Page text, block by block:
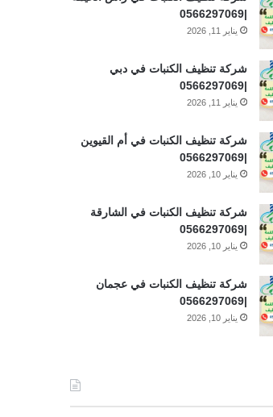
|0566297069
يناير 11, 2026
شركة تنظيف الكنبات في دبي
|0566297069
يناير 11, 2026
شركة تنظيف الكنبات في أم القيوين
|0566297069
يناير 10, 2026
شركة تنظيف الكنبات في الشارقة
|0566297069
يناير 10, 2026
شركة تنظيف الكنبات في عجمان
|0566297069
يناير 10, 2026